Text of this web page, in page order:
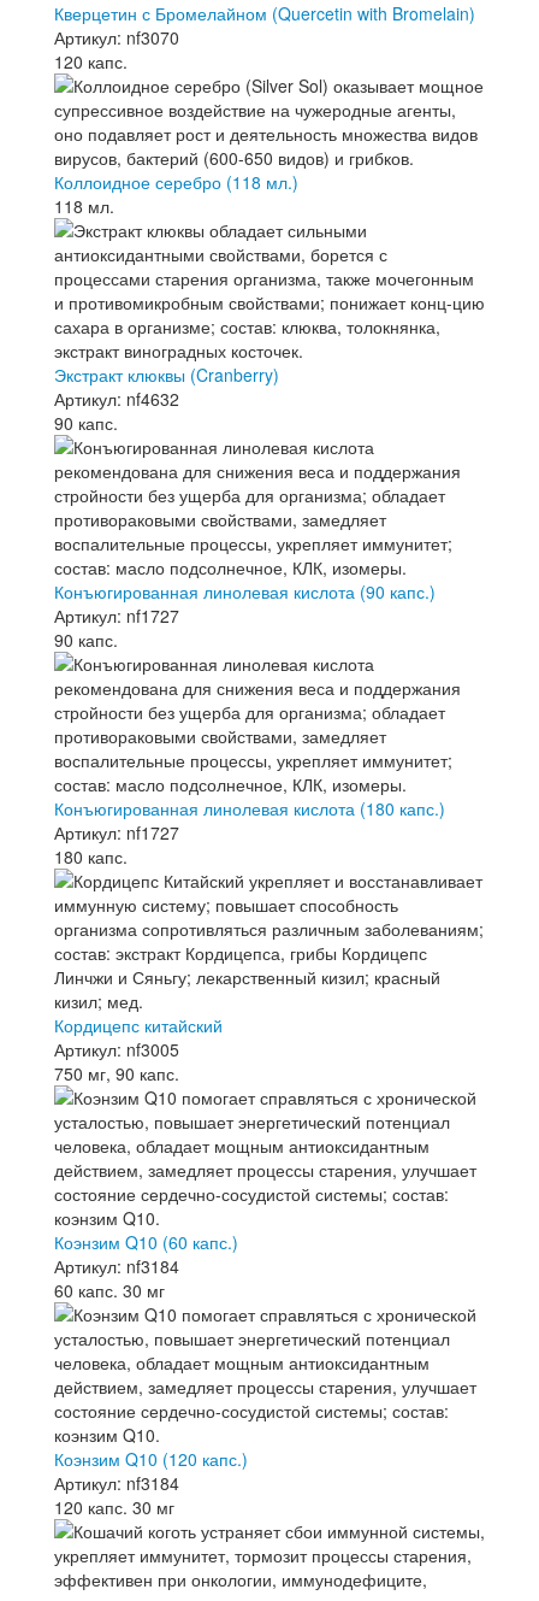
Кверцетин с Бромелайном (Quercetin with Bromelain)
Артикул: nf3070
120 капс.
Коллоидное серебро (118 мл.)
118 мл.
Экстракт клюквы (Cranberry)
Артикул: nf4632
90 капс.
Конъюгированная линолевая кислота (90 капс.)
Артикул: nf1727
90 капс.
Конъюгированная линолевая кислота (180 капс.)
Артикул: nf1727
180 капс.
Кордицепс китайский
Артикул: nf3005
750 мг, 90 капс.
Коэнзим Q10 (60 капс.)
Артикул: nf3184
60 капс. 30 мг
Коэнзим Q10 (120 капс.)
Артикул: nf3184
120 капс. 30 мг